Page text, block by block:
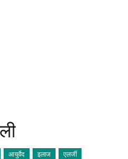
आयुर्वेद इलाज एलर्जी